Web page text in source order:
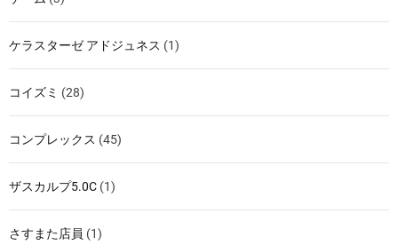
ケラスターゼ アドジュネス (1)
コイズミ (28)
コンプレックス (45)
ザスカルプ5.0C (1)
さすまた店員 (1)